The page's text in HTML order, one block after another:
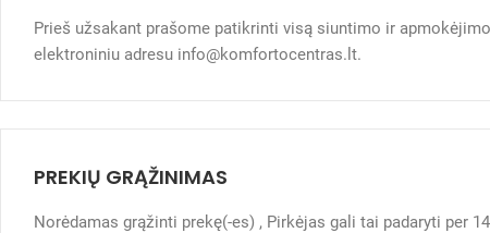
Prieš užsakant prašome patikrinti visą siuntimo ir
elektroniniu adresu info@komfortocentras.lt.
PREKIŲ GRĄŽINIMAS
Norėdamas grąžinti prekę(-es) , Pirkėjas gali tai padaryti per